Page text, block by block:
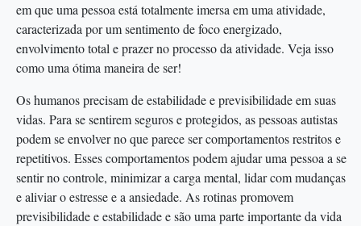
em que uma pessoa está totalmente imersa em uma atividade,
caracterizada por um sentimento de foco energizado,
envolvimento total e prazer no processo da atividade. Veja isso
como uma ótima maneira de ser!
Os humanos precisam de estabilidade e previsibilidade em suas
vidas. Para se sentirem seguros e protegidos, as pessoas autistas
podem se envolver no que parece ser comportamentos restritos e
repetitivos. Esses comportamentos podem ajudar uma pessoa a se
sentir no controle, minimizar a carga mental, lidar com mudanças
e aliviar o estresse e a ansiedade. As rotinas promovem
previsibilidade e estabilidade e são uma parte importante da vida